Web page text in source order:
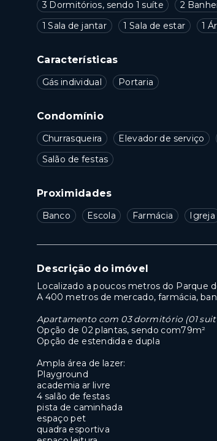
3 Dormitórios, sendo 1 suíte 2
1 Sala de jantar
1 Sala de estar 1
Características
Gás individual Portaria
Condomínio
Churrasqueira Elevador de serviço
Salão de festas
Proximidades
Banco Escola Farmácia Igreja
Descrição do imóvel
Localizado a poucos metros do Parque
A 400 metros de mercado, farmácia,
Apartamento com 03 dormitório (01
Opção de 02 plantas, sendo com79m²
Opção de estendida e dupla
Ampla área de lazer:
Playground
academia ar livre
4 salão de festas
pista de caminhada
espaço pet
quadra esportiva